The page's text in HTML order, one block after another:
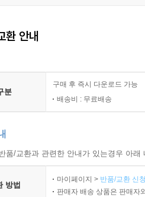
안내
분
구매 후 즉시 다운로드 가능
배송비 : 무료배송
품/교환과 관련한 안내가 있는경우 아
방법
마이페이지 > 반품/교환 신
판매자 배송 상품은 판매자